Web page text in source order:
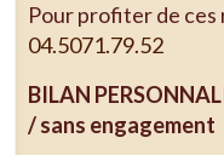
Pour profiter de ces
04.5071.79.52
BILAN
/ sans engagement